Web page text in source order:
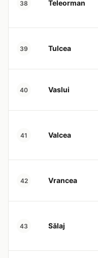
38 Teleorman
39 Tulcea
40 Vaslui
41 Valcea
42 Vrancea
43 Sălaj